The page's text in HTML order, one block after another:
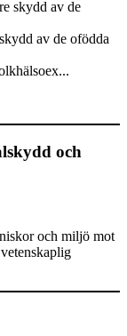
av de ofödda
och
och miljö mot